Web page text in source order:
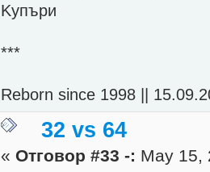
Kупъри
***
Reborn since 1998 ||
32 vs 64
« Отговор #33 -: May 15,